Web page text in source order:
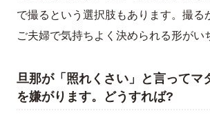
で撮るという選択肢もあります。撮る
ご夫婦で気持ちよく決められる形がい
旦那が「照れくさい」と言ってマ
を嫌がります。どうすれば?